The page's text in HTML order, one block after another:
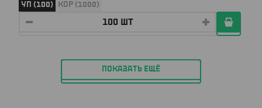
УП (100) КОР (1000)
ПОКАЗАТЬ ЕЩЁ